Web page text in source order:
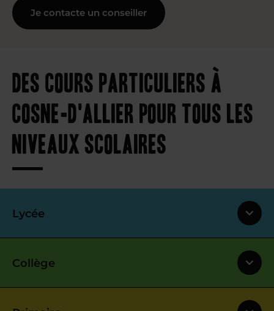
Je contacte un conseiller
Des cours particuliers à
Cosne-d'Allier pour tous les
niveaux scolaires
Lycée
Collège